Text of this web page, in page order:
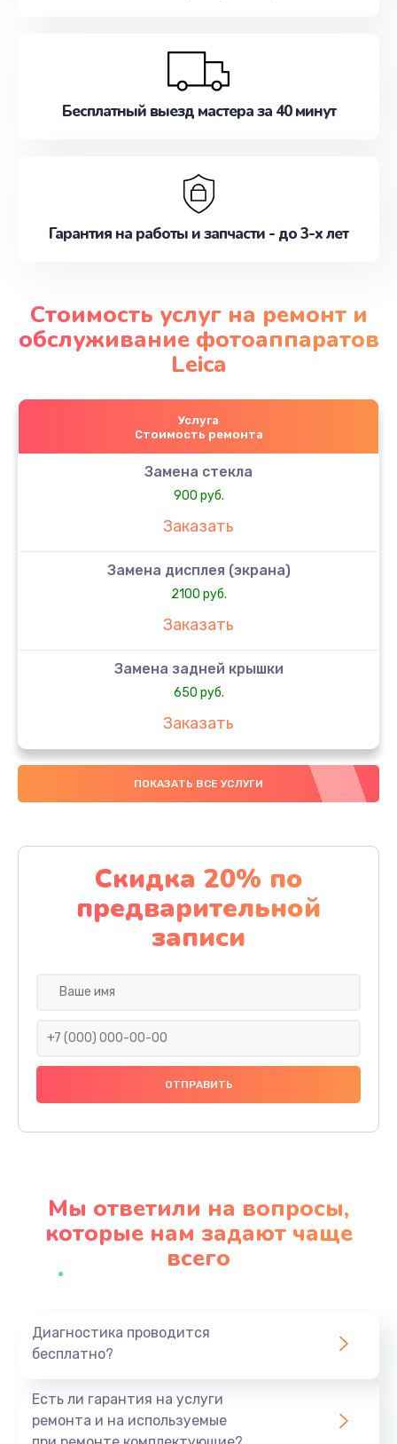
Бесплатный выезд мастера за 40 минут
Гарантия на работы и запчасти - до 3-х лет
Стоимость услуг на ремонт и
обслуживание фотоаппаратов
Leica
Услуга
Стоимость ремонта
Замена стекла
900 руб.
Заказать
Замена дисплея (экрана)
2100 руб.
Заказать
Замена задней крышки
650 руб.
Заказать
Замена аккумулятора
4000 руб.
Замена материнской платы
1100 руб.
Заказать
Замена праймера
1000 руб.
Заказать
Профилактическая чистка
Заказать
ПОКАЗАТЬ ВСЕ УСЛУГИ
Скидка 20% по
предварительной
записи
Мы ответили на вопросы,
которые нам задают чаще
всего
Диагностика проводится
бесплатно?
Есть ли гарантия на услуги
ремонта и на используемые